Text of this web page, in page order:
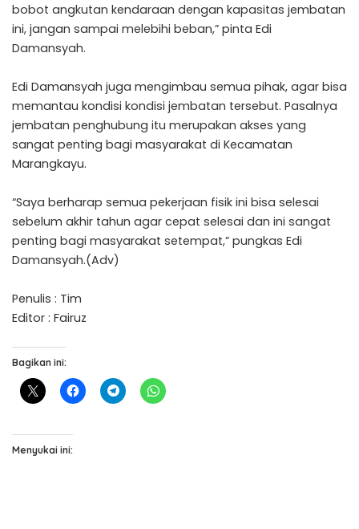
bobot angkutan kendaraan dengan kapasitas jembatan
ini, jangan sampai melebihi beban,” pinta Edi
Damansyah.
Edi Damansyah juga mengimbau semua pihak, agar bisa
memantau kondisi kondisi jembatan tersebut. Pasalnya
jembatan penghubung itu merupakan akses yang
sangat penting bagi masyarakat di Kecamatan
Marangkayu.
“Saya berharap semua pekerjaan fisik ini bisa selesai
sebelum akhir tahun agar cepat selesai dan ini sangat
penting bagi masyarakat setempat,” pungkas Edi
Damansyah.(Adv)
Penulis : Tim
Editor : Fairuz
Bagikan ini:
Menyukai ini: